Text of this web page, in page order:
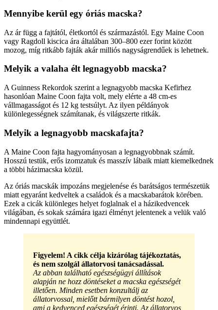
Mennyibe kerül egy óriás macska?
Az ár függ a fajtától, életkortól és származástól. Egy Maine Coon
vagy Ragdoll kiscica ára általában 300–800 ezer forint között
mozog, míg ritkább fajták akár milliós nagyságrendűek is lehetnek.
Melyik a valaha élt legnagyobb macska?
A Guinness Rekordok szerint a legnagyobb macska Kefirhez
hasonlóan Maine Coon fajta volt, mely elérte a 48 cm-es
vállmagasságot és 12 kg testsúlyt. Az ilyen példányok
különlegességnek számítanak, és világszerte ritkák.
Melyik a legnagyobb macskafajta?
A Maine Coon fajta hagyományosan a legnagyobbnak számít.
Hosszú testük, erős izomzatuk és masszív lábaik miatt kiemelkednek
a többi házimacska közül.
Az óriás macskák impozáns megjelenése és barátságos természetük
miatt egyaránt kedveltek a családok és a macskabarátok körében.
Ezek a cicák különleges helyet foglalnak el a házikedvencek
világában, és sokak számára igazi élményt jelentenek a velük való
mindennapi együttlét.
Figyelem! A cikk célja kizárólag tájékoztatás,
és nem szolgál állatorvosi tanácsadással.
Az abban található egészségügyi állítások
alapján ne hozz döntéseket a macska egészségét
illetően. Minden esetben konzultálj az
állatorvossal, mielőtt bármilyen döntést hozol,
ami a kedvenced egészségét érinti. Az állatorvos